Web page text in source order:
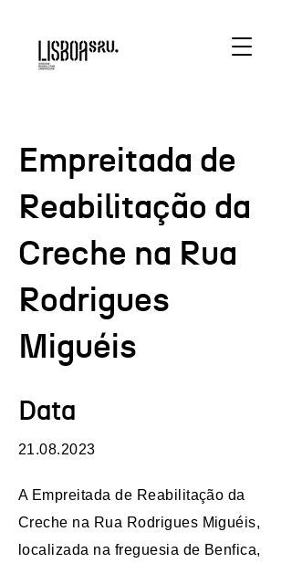
Empreitada de
Reabilitação da
Creche na Rua
Rodrigues
Miguéis
Data
21.08.2023
A Empreitada de Reabilitação da
Creche na Rua Rodrigues Miguéis,
localizada na freguesia de Benfica,